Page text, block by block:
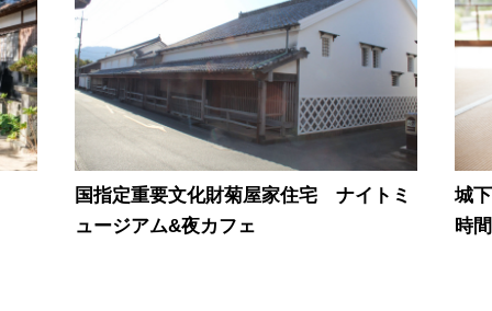
国指定重要文化財菊屋家住宅 ナイトミ
ュージアム&夜カフェ
城
時